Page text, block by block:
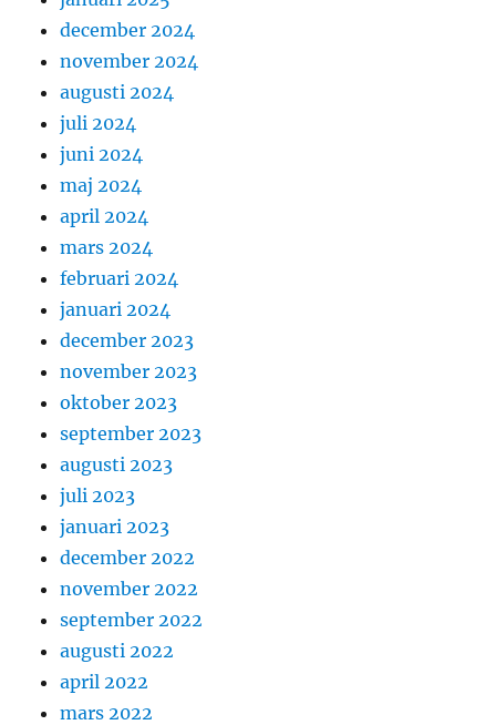
december 2024
november 2024
augusti 2024
juli 2024
juni 2024
maj 2024
april 2024
mars 2024
februari 2024
januari 2024
december 2023
november 2023
oktober 2023
september 2023
augusti 2023
juli 2023
januari 2023
december 2022
november 2022
september 2022
augusti 2022
april 2022
mars 2022